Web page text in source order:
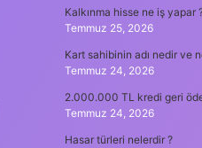
Kalkınma hisse ne iş yapar
Temmuz 25, 2026
Kart sahibinin adı nedir ve
Temmuz 24, 2026
2.000.000 TL kredi geri
Temmuz 24, 2026
Hasar türleri nelerdir ?